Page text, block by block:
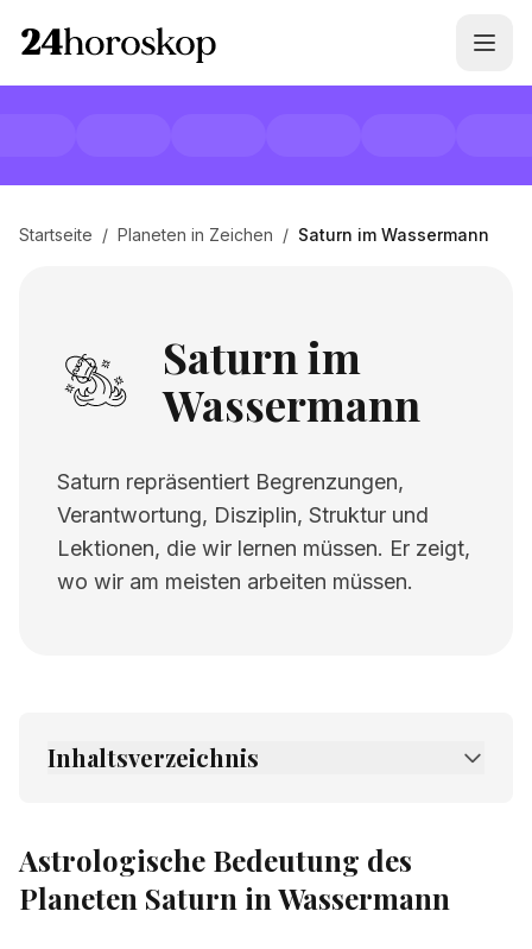
Startseite / Planeten in Zeichen / Saturn im Wassermann
Saturn im
Wassermann
Saturn repräsentiert Begrenzungen,
Verantwortung, Disziplin, Struktur und
Lektionen, die wir lernen müssen. Er zeigt,
wo wir am meisten arbeiten müssen.
Inhaltsverzeichnis
2. Verwandte Seiten
Astrologische Bedeutung des
Planeten Saturn in Wassermann